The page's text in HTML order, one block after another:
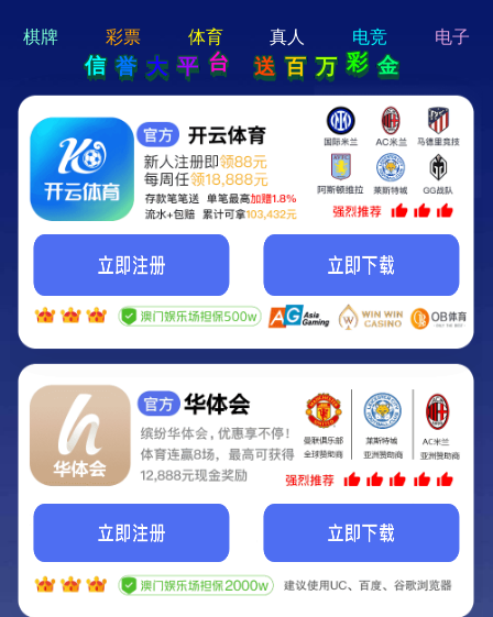
hi 💗
Hey Guys!
我们即将上线啦...
我们的网站正在建设.
它将是非常棒的网站.